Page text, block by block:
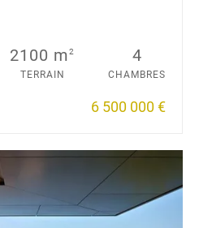
2100 m2
TERRAIN
4
CHAMBRES
6 500 000 €